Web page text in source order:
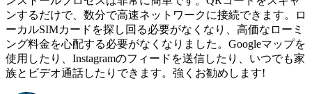
ンするだけで、数分で高速ネットワークに接続できます。ロ
ーカルSIMカードを探し回る必要がなくなり、高価なローミ
ング料金を心配する必要がなくなりました。Googleマップを
使用したり、Instagramのフィードを送信したり、いつでも家
族とビデオ通話したりできます。強くお勧めします!